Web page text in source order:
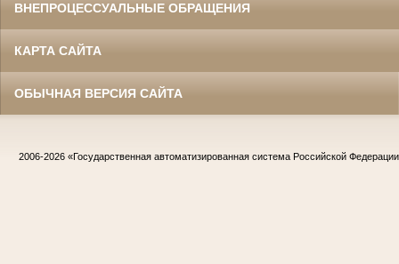
ВНЕПРОЦЕССУАЛЬНЫЕ ОБРАЩЕНИЯ
КАРТА САЙТА
ОБЫЧНАЯ ВЕРСИЯ САЙТА
2006-2026 «Государственная автоматизированная система Российской